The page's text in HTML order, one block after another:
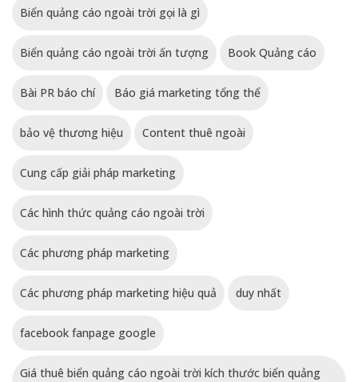
Biển quảng cáo ngoài trời gọi là gì
Biển quảng cáo ngoài trời ấn tượng Book Quảng cáo
Bài PR báo chí Báo giá marketing tổng thể
bảo vệ thương hiệu Content thuê ngoài
Cung cấp giải pháp marketing
Các hình thức quảng cáo ngoài trời
Các phương pháp marketing
Các phương pháp marketing hiệu quả duy nhất
facebook fanpage google
Giá thuê biển quảng cáo ngoài trời kích thước biển quảng